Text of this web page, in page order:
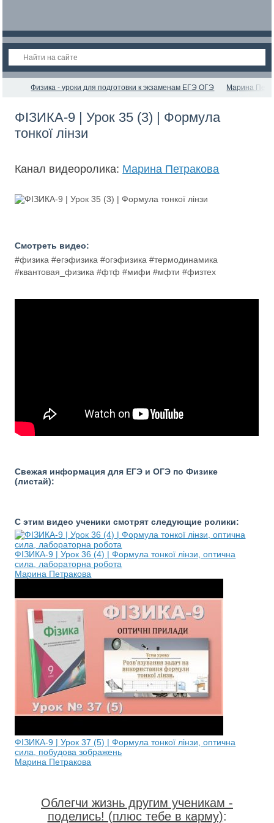
Физика - уроки для подготовки к экзаменам ЕГЭ ОГЭ Марина
ФІЗИКА-9 | Урок 35 (3) | Формула
тонкої лінзи
Канал видеоролика: Марина Петракова
Смотреть видео:
#физика #егэфизика #огэфизика #термодинамика
#квантовая_физика #фтф #мифи #мфти #физтех
Свежая информация для ЕГЭ и ОГЭ по Физике
(листай):
С этим видео ученики смотрят следующие ролики:
ФІЗИКА-9 | Урок 36 (4) | Формула тонкої лінзи, оптична
сила, лабораторна робота
Марина Петракова
ФІЗИКА-9 | Урок 37 (5) | Формула тонкої лінзи, оптична
сила, побудова зображень
Марина Петракова
Облегчи жизнь другим ученикам -
поделись! (плюс тебе в карму):